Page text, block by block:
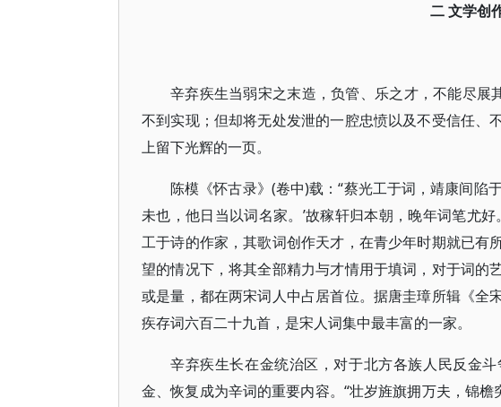
二 文学创
辛弃疾生当弱宋之末造，负管、乐之才，不能尽
不到实现；但却将无处发泄的一腔忠愤以及不受信任、
上留下光辉的一页。
陈模《怀古录》(卷中)载：“蔡光工于词，靖康间陷
未也，他日当以词名家。’故稼轩归本朝，晚年词笔尤
工于诗的作家，其歌词创作天才，在青少年时期就已有
望的情况下，将其全部精力与才情用于填词，对于词的
或是量，都在两宋词人中占居首位。据唐圭璋所辑《全
疾存词六百二十九首，是宋人词集中最丰富的一家。
辛弃疾生长在金统治区，对于北方各族人民反金
金、恢复成为辛词的重要内容。“壮岁旌旗拥万夫，锦